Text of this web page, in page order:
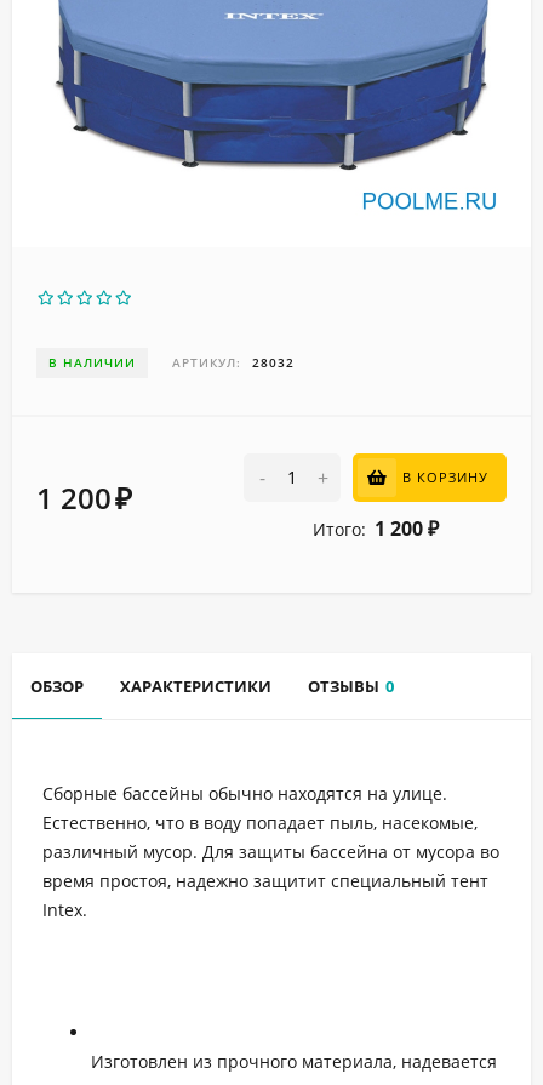
В НАЛИЧИИ АРТИКУЛ: 28032
1 200₽
- + В КОРЗИНУ
Итого: 1 200 ₽
ОБЗОР ХАРАКТЕРИСТИКИ ОТЗЫВЫ 0
Сборные бассейны обычно находятся на улице.
Естественно, что в воду попадает пыль, насекомые,
различный мусор. Для защиты бассейна от мусора во
время простоя, надежно защитит специальный тент
Intex.
Изготовлен из прочного материала, надевается